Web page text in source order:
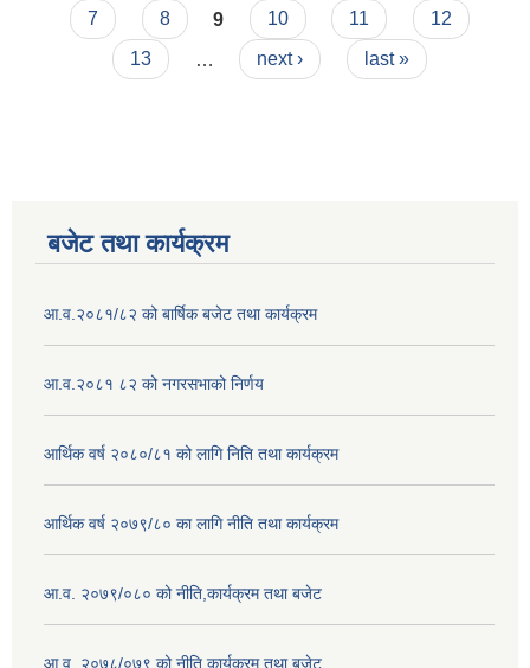
7
8 9 10 11
12
13
next › last »
बजेट तथा कार्यक्रम
आ.व.२०८१/८२ को बार्षिक बजेट तथा कार्यक्रम
आ.व.२०८१ ८२ को नगरसभाको निर्णय
आर्थिक वर्ष २०८०/८१ को लागि निति तथा कार्यक्रम
आर्थिक वर्ष २०७९/८० का लागि नीति तथा कार्यक्रम
आ.व. २०७९/०८० को नीति,कार्यक्रम तथा बजेट
आ.व. २०७८/०७९ को नीति,कार्यक्रम तथा बजेट